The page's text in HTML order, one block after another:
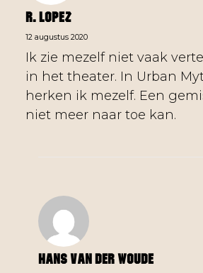
R. Lopez
12 augustus 2020
Ik zie mezelf niet vaak
in het theater. In Urban
herken ik mezelf. Een
niet meer naar toe kan.
Hans Van Der Woude